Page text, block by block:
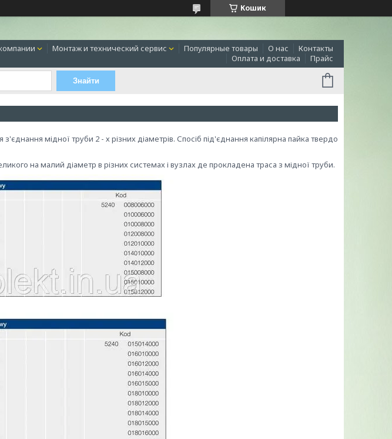
Кошик
Монтаж и технический сервис Популярные товары О нас
Контакты
Оплата и доставка
Прайс
Знайти
мідної труби 2 - х різних діаметрів. Спосіб під'єднання капілярна пайка твердо
на малий діаметр в різних системах і вузлах де прокладена траса з мідної труби.